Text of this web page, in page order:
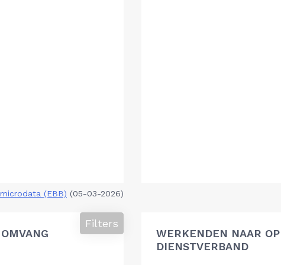
(EBB) (05-03-2026)
Filters
WERKENDEN NAAR
DIENSTVERBAND